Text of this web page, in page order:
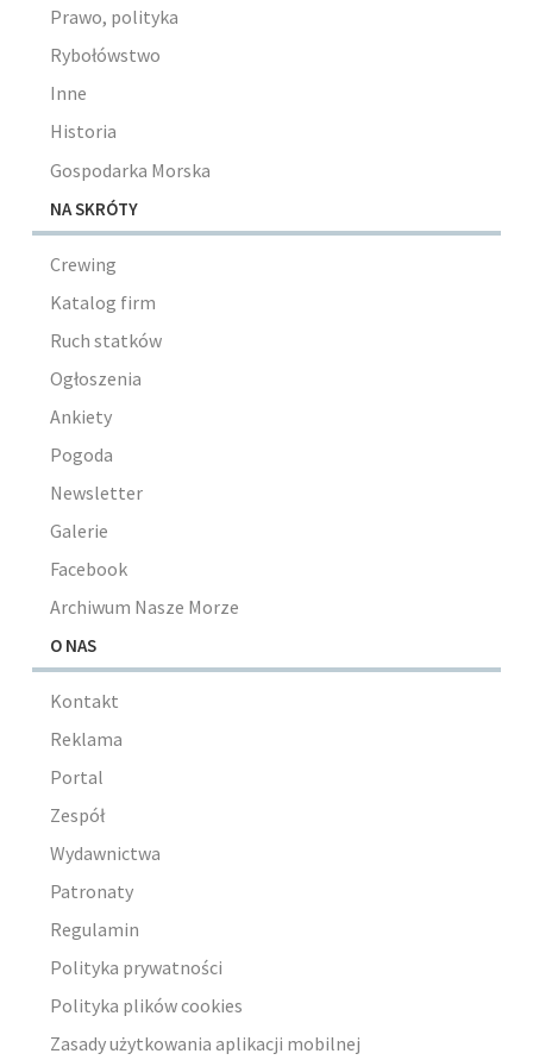
Prawo, polityka
Rybołówstwo
Inne
Historia
Gospodarka Morska
NA SKRÓTY
Crewing
Katalog firm
Ruch statków
Ogłoszenia
Ankiety
Pogoda
Newsletter
Galerie
Facebook
Archiwum Nasze Morze
O NAS
Kontakt
Reklama
Portal
Zespół
Wydawnictwa
Patronaty
Regulamin
Polityka prywatności
Polityka plików cookies
Zasady użytkowania aplikacji mobilnej